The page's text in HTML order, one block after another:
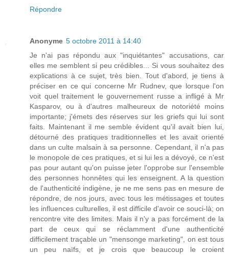
Répondre
Anonyme 5 octobre 2011 à 14:40
Je n'ai pas répondu aux "inquiétantes" accusations, car
elles me semblent si peu crédibles... Si vous souhaitez des
explications à ce sujet, très bien. Tout d'abord, je tiens à
préciser en ce qui concerne Mr Rudnev, que lorsque l'on
voit quel traitement le gouvernement russe a infligé à Mr
Kasparov, ou à d'autres malheureux de notoriété moins
importante; j'émets des réserves sur les griefs qui lui sont
faits. Maintenant il me semble évident qu'il avait bien lui,
détourné des pratiques traditionnelles et les avait orienté
dans un culte malsain à sa personne. Cependant, il n'a pas
le monopole de ces pratiques, et si lui les a dévoyé, ce n'est
pas pour autant qu'on puisse jeter l'opprobe sur l'ensemble
des personnes honnêtes qui les enseignent. A la question
de l'authenticité indigène, je ne me sens pas en mesure de
répondre, de nos jours, avec tous les métissages et toutes
les influences culturelles, il est difficile d'avoir ce souci-là; on
rencontre vite des limites. Mais il n'y a pas forcément de la
part de ceux qui se réclamment d'une authenticité
difficilement traçable un "mensonge marketing", on est tous
un peu naïfs, et je crois que beaucoup le croient